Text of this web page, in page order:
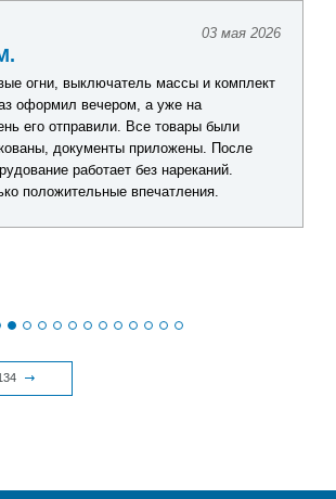
03 мая 2026
огни, выключатель массы и комплект
оформил вечером, а уже на
его отправили. Все товары были
документы приложены. После
работает без нареканий.
положительные впечатления.